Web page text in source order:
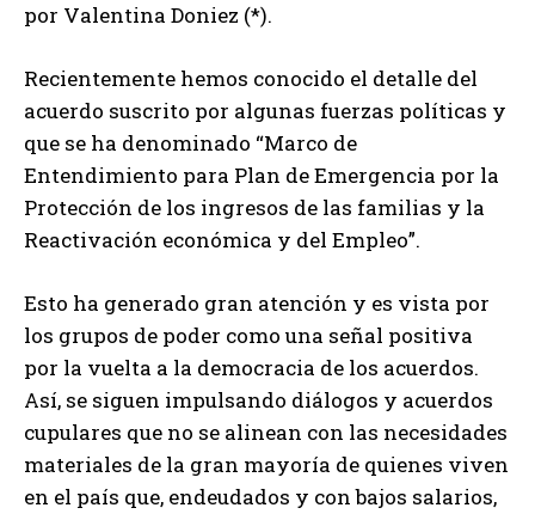
por Valentina Doniez (*).
Recientemente hemos conocido el detalle del
acuerdo suscrito por algunas fuerzas políticas y
que se ha denominado “Marco de
Entendimiento para Plan de Emergencia por la
Protección de los ingresos de las familias y la
Reactivación económica y del Empleo”.
Esto ha generado gran atención y es vista por
los grupos de poder como una señal positiva
por la vuelta a la democracia de los acuerdos.
Así, se siguen impulsando diálogos y acuerdos
cupulares que no se alinean con las necesidades
materiales de la gran mayoría de quienes viven
en el país que, endeudados y con bajos salarios,